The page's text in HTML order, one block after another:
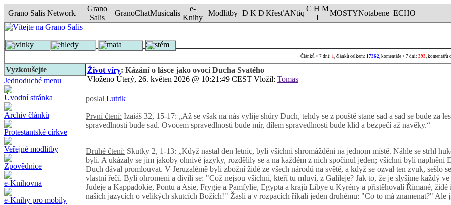
Novinky Přehledy Témata Systém
Grano Salis Network
Grano
Salis
GranoChatMusicalis
e-
Knihy
Modlitby D K D KřesťANtiq
C H M
I
MOSTYNotabene ECHO
Článků < 7 dní: 1, článků celkem: 17362, komentáře < 7 dní: 393, komentářů
Vyzkoušejte
Jednoduché menu
Úvodní stránka
Archiv článků
Protestantské církve
Veřejné modlitby
Zpovědnice
e-Knihovna
e-Knihy pro mobily
Život víry: Kázání o lásce jako ovoci Ducha Svatého
Vloženo Úterý, 26. květen 2026 @ 10:21:49 CEST Vložil: Tomas
poslal Lutrik
První čtení: Izaiáš 32, 15-17: „Až se však na nás vylije shůry Duch, tehdy se z pouště stane sad a sad se bude za
spravedlnosti bude sad. Ovocem spravedlnosti bude mír, dílem spravedlnosti bude klid a bezpečí až navěky.“
Druhé čtení: Skutky 2, 1-13: „Když nastal den letnic, byli všichni shromážděni na jednom místě. Náhle se strhl
byli. A ukázaly se jim jakoby ohnivé jazyky, rozdělily se a na každém z nich spočinul jeden; všichni byli
Duch dával promlouvat. V Jeruzalémě byli zbožní židé ze všech národů na světě, a když se ozval ten zvuk, sešlo
vlastní řečí. Byli ohromeni a divili se: "Což nejsou všichni, kteří tu mluví, z Galileje? Jak to, že je slyšíme každý
Judeje a Kappadokie, Pontu a Asie, Frygie a Pamfylie, Egypta a krajů Libye u Kyrény a přistěhovalí Římané,
našich jazycích o velikých skutcích Božích!" Žasli a v rozpacích říkali jeden druhému: "Co to má znamenat?"